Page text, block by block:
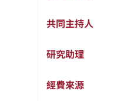
共同主持人
研究助理
經費來源